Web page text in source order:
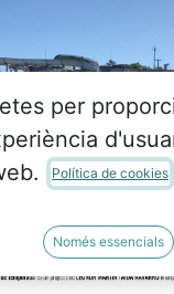
per
Política de cookies
Només essencials